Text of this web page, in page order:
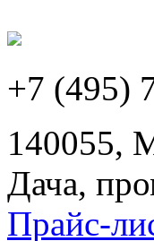
+7 (495)
140055,
Дача,
Прайс-